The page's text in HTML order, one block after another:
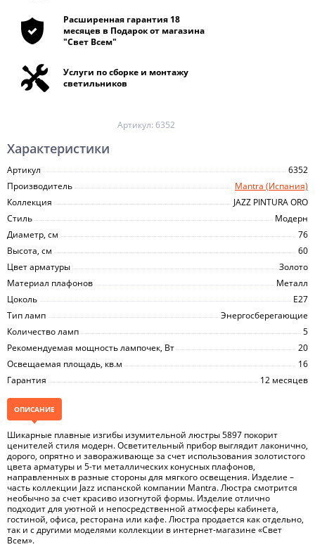
Расширенная гарантия 18
месяцев в Подарок от магазина
"Свет Всем"
Услуги по сборке и монтажу
светильников
Артикул: 6352
Характеристики
Артикул
6352
Производитель
Mantra (Испания)
Коллекция
JAZZ PINTURA ORO
Стиль
Модерн
Диаметр, см
76
Высота, см
60
Цвет арматуры
Золото
Материал плафонов
Металл
Цоколь
E27
Тип ламп
Энергосберегающие
Количество ламп
5
Рекомендуемая мощность лампочек, Вт
20
Освещаемая площадь, кв.м
16
Гарантия
12 месяцев
ОПИСАНИЕ
Шикарные плавные изгибы изумительной люстры 5897 покорит
ценителей стиля модерн. Осветительный прибор выглядит лаконично,
дорого, опрятно и завораживающе за счет использования золотистого
цвета арматуры и 5-ти металлических конусных плафонов,
направленных в разные стороны для мягкого освещения. Изделие –
часть коллекции Jazz испанской компании Mantra. Люстра смотрится
необычно за счет красиво изогнутой формы. Изделие отлично
подходит для уютной и непосредственной атмосферы кабинета,
гостиной, офиса, ресторана или кафе. Люстра продается как отдельно,
так и с другими моделями коллекции в интернет-магазине «Свет
Всем».